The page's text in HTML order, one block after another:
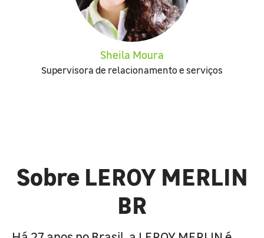
Sheila Moura
Supervisora de relacionamento e serviços
Sobre LEROY MERLIN
BR